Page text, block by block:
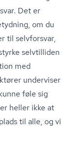
Det er
om du
til selvforsvar,
selvtilliden
med
underviser
føle sig
heller ikke at
til alle, og vi